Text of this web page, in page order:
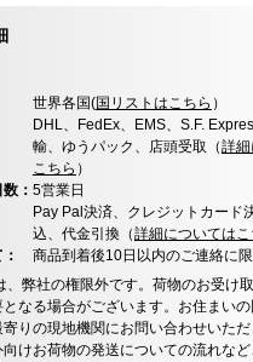
世界各国(国リストはこちら ）
DHL、FedEx、EMS、S.F.
輸、ゆうパック、店頭受取（詳
こちら ）
： 5営業日
Pay Pal決済、クレジットカード
込、代金引換（詳細についてはこ
商品到着後10日以内のご連絡に限
、弊社の権限外です。荷物のお受け
なる場合がございます。お住まい
りの現地機関にお問い合わせいた
けお荷物の発送についての流れなど